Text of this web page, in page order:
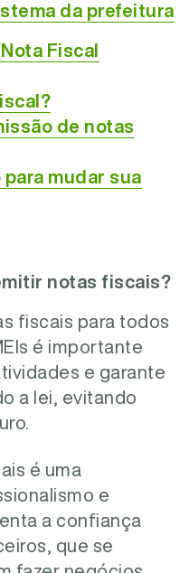
da prefeitura
Fiscal
de notas
mudar sua
notas fiscais?
fiscais para todos
é importante
e garante
a lei, evitando
é uma
e
a confiança
que se